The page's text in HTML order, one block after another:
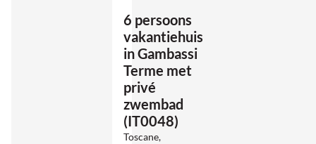
6 persoons
vakantiehuis
in Gambassi
Terme met
privé
zwembad
(IT0048)
Toscane,